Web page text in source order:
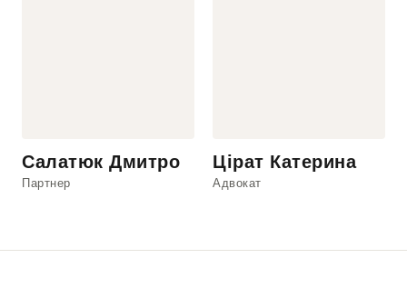
Салатюк Дмитро
Партнер
Цірат Катерина
Адвокат